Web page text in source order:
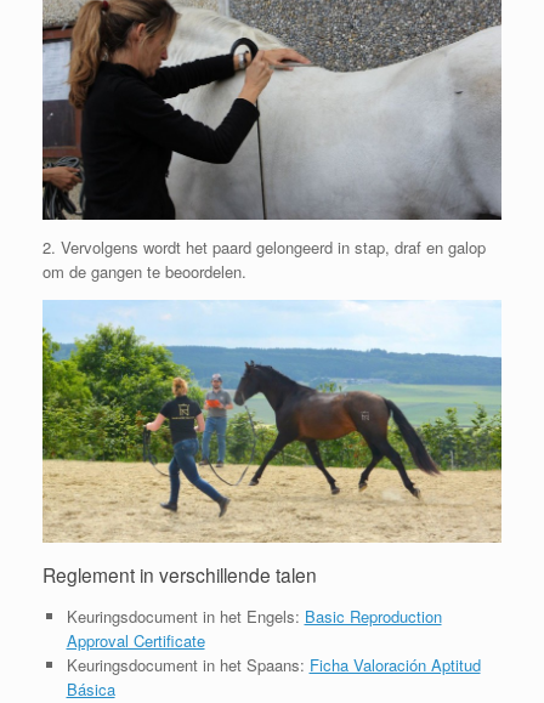
2. Vervolgens wordt het paard gelongeerd in stap, draf en galop
om de gangen te beoordelen.
Reglement in verschillende talen
Keuringsdocument in het Engels: Basic Reproduction
Approval Certificate
Keuringsdocument in het Spaans: Ficha Valoración Aptitud
Básica